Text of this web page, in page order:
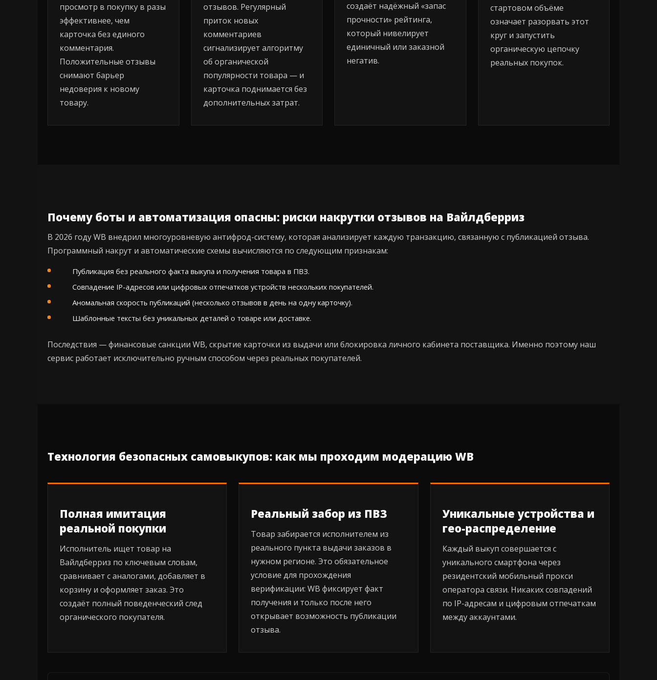
просмотр в покупку в разы
эффективнее, чем
карточка без единого
комментария.
Положительные отзывы
снимают барьер
недоверия к новому
товару.
отзывов. Регулярный
приток новых
комментариев
сигнализирует алгоритму
об органической
популярности товара — и
карточка поднимается без
дополнительных затрат.
создаёт надёжный «запас
прочности» рейтинга,
который нивелирует
единичный или заказной
негатив.
стартовом объёме
означает разорвать этот
круг и запустить
органическую цепочку
реальных покупок.
Почему боты и автоматизация опасны: риски накрутки отзывов на Вайлдберриз
В 2026 году WB внедрил многоуровневую антифрод-систему, которая анализирует каждую транзакцию, связанную с публикацией отзыва.
Программный накрут и автоматические схемы вычисляются по следующим признакам:
Публикация без реального факта выкупа и получения товара в ПВЗ.
Совпадение IP-адресов или цифровых отпечатков устройств нескольких покупателей.
Аномальная скорость публикаций (несколько отзывов в день на одну карточку).
Шаблонные тексты без уникальных деталей о товаре или доставке.
Последствия — финансовые санкции WB, скрытие карточки из выдачи или блокировка личного кабинета поставщика. Именно поэтому наш
сервис работает исключительно ручным способом через реальных покупателей.
Технология безопасных самовыкупов: как мы проходим модерацию WB
Полная имитация
реальной покупки
Исполнитель ищет товар на
Вайлдберриз по ключевым словам,
сравнивает с аналогами, добавляет в
корзину и оформляет заказ. Это
создаёт полный поведенческий след
органического покупателя.
Реальный забор из ПВЗ
Товар забирается исполнителем из
реального пункта выдачи заказов в
нужном регионе. Это обязательное
условие для прохождения
верификации: WB фиксирует факт
получения и только после него
открывает возможность публикации
отзыва.
Уникальные устройства и
гео-распределение
Каждый выкуп совершается с
уникального смартфона через
резидентский мобильный прокси
оператора связи. Никаких совпадений
по IP-адресам и цифровым отпечаткам
между аккаунтами.